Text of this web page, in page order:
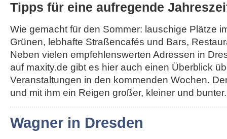
Tipps für eine aufregende
Wie gemacht für den Sommer: lauschige Plätze
Grünen, lebhafte Straßencafés und Bars,
Neben vielen empfehlenswerten Adressen in
auf maxity.de gibt es hier auch einen Überblick
Veranstaltungen in den kommenden Wochen.
und mit ihm ein Reigen großer, kleiner und
Wagner in Dresden